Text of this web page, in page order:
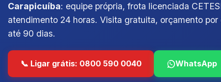
Carapicuíba: equipe própria, frota licenciada
atendimento 24 horas. Visita gratuita, orçamento
até 90 dias.
📞 Ligar grátis: 0800 590 0040 WhatsApp